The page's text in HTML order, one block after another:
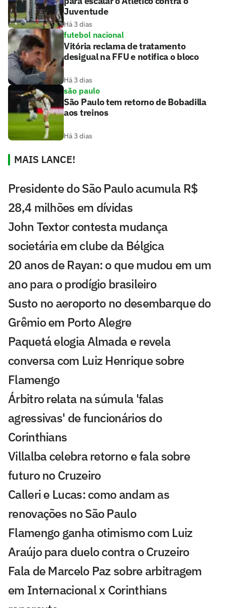
Juventude
Há 3 dias
futebol nacional
Vitória reclama de tratamento
desigual na FFU e notifica o bloco
Há 3 dias
são paulo
São Paulo tem retorno de Bobadilla
aos treinos
Há 3 dias
MAIS LANCE!
Presidente do São Paulo acumula R$
28,4 milhões em dívidas
John Textor contesta mudança
societária em clube da Bélgica
20 anos de Rayan: o que mudou em um
ano para o prodígio brasileiro
Susto no aeroporto no desembarque do
Grêmio em Porto Alegre
Paquetá elogia Almada e revela
conversa com Luiz Henrique sobre
Flamengo
Árbitro relata na súmula 'falas
agressivas' de funcionários do
Corinthians
Villalba celebra retorno e fala sobre
futuro no Cruzeiro
Calleri e Lucas: como andam as
renovações no São Paulo
Flamengo ganha otimismo com Luiz
Araújo para duelo contra o Cruzeiro
Fala de Marcelo Paz sobre arbitragem
em Internacional x Corinthians